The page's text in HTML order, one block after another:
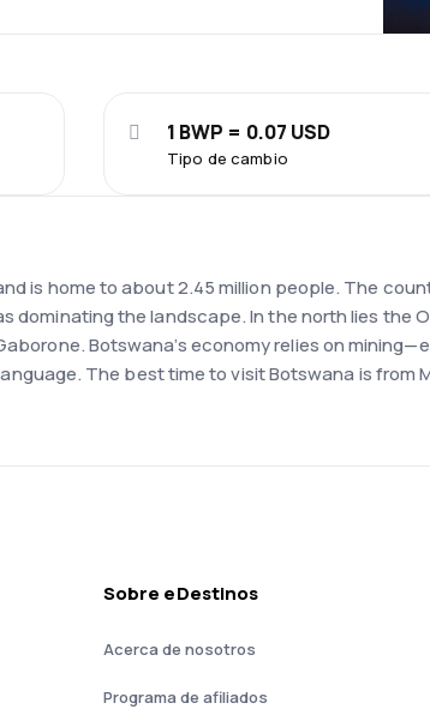
Tipo de cambio
1 BWP = 0.07 USD
is home to about 2.45 million people. The
the landscape. In the north lies the
Botswana’s economy relies on
The best time to visit Botswana is
Sobre eDestinos
Acerca de nosotros
Programa de afiliados